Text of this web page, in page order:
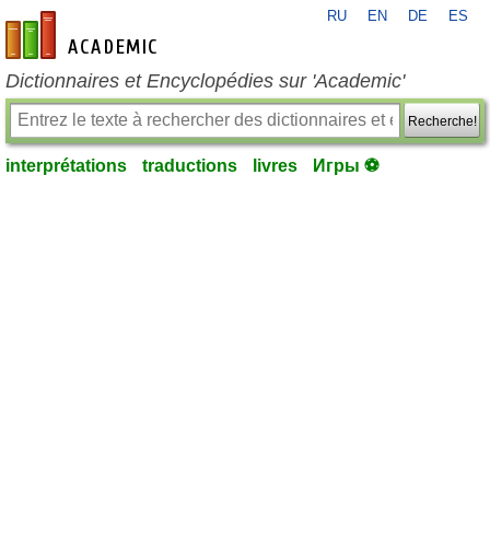
fr-academic.com
RU EN DE ES
Dictionnaires et Encyclopédies sur 'Academic'
Recherche!
interprétations traductions livres Игры ⚽